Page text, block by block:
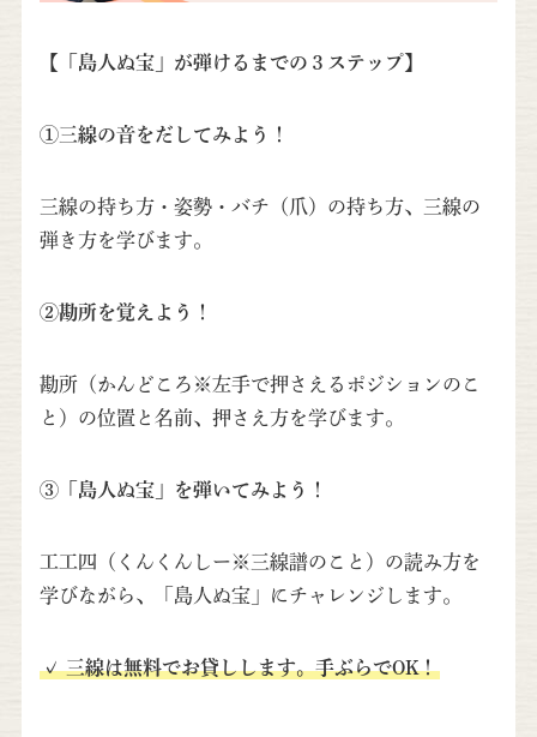
【「島人ぬ宝」が弾けるまでの３ステップ】
①三線の音をだしてみよう！
三線の持ち方・姿勢・バチ（爪）の持ち方、三線の
弾き方を学びます。
②勘所を覚えよう！
勘所（かんどころ※左手で押さえるポジションのこ
と）の位置と名前、押さえ方を学びます。
③「島人ぬ宝」を弾いてみよう！
工工四（くんくんしー※三線譜のこと）の読み方を
学びながら、「島人ぬ宝」にチャレンジします。
✓ 三線は無料でお貸しします。手ぶらでOK！